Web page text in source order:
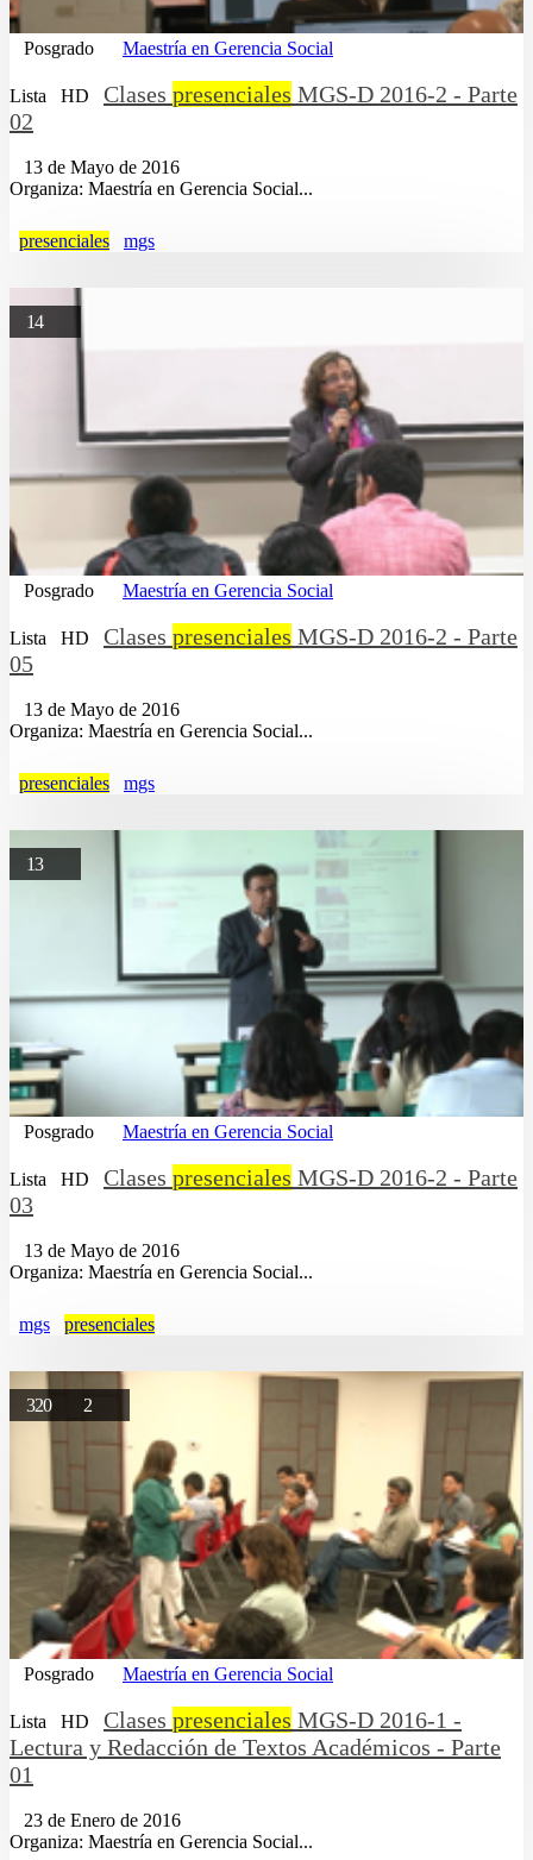
Posgrado Maestría en Gerencia Social
Lista HD Clases presenciales MGS-D 2016-2 - Parte
02
13 de Mayo de 2016
Organiza: Maestría en Gerencia Social...
presenciales mgs
14
Posgrado Maestría en Gerencia Social
Lista HD Clases presenciales MGS-D 2016-2 - Parte
05
13 de Mayo de 2016
Organiza: Maestría en Gerencia Social...
presenciales mgs
13
Posgrado Maestría en Gerencia Social
Lista HD Clases presenciales MGS-D 2016-2 - Parte
03
13 de Mayo de 2016
Organiza: Maestría en Gerencia Social...
mgs presenciales
320 2
Posgrado Maestría en Gerencia Social
Lista HD Clases presenciales MGS-D 2016-1 -
Lectura y Redacción de Textos Académicos - Parte
01
23 de Enero de 2016
Organiza: Maestría en Gerencia Social...